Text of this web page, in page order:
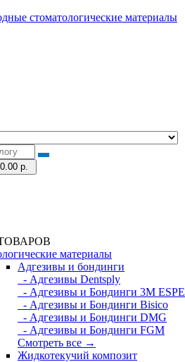
р.
материалы
Адгезивы и бондинги
- Адгезивы Dentsply
- Адгезивы и Бондинги 3M ESPE
- Адгезивы и Бондинги Bisico
- Адгезивы и Бондинги DMG
- Адгезивы и Бондинги FGM
Смотреть все →
Жидкотекучий композит